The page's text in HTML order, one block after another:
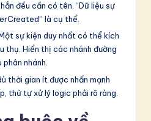
đều cần có tên. “Dữ liệu sự
là cụ thể.
sự kiện duy nhất có thể kích
thụ. Hiển thị các nhánh đường
nhánh.
thời gian ít được nhấn mạnh
thứ tự xử lý logic phải rõ ràng.